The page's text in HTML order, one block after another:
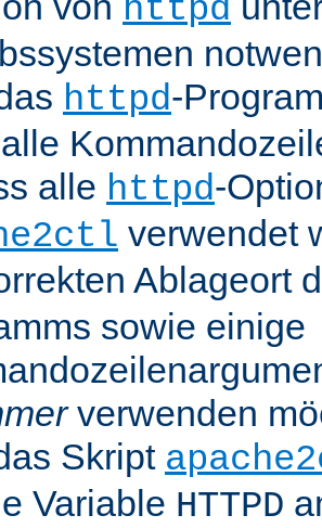
httpd
httpd-
alle httpd-
verwendet
Ablageort
sowie einige
verwenden
Skript
Variable HTTPD